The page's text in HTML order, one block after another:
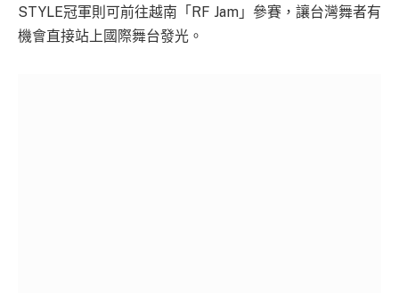
STYLE冠軍則可前往越南「RF Jam」參賽，讓台灣舞者有
機會直接站上國際舞台發光。